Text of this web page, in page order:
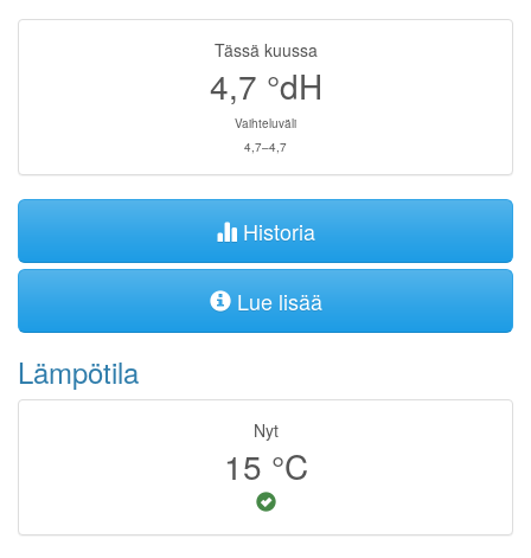
Tässä kuussa
4,7 °dH
Vaihteluväli
4,7–4,7
Historia
Lue lisää
Lämpötila
Nyt
15 °C